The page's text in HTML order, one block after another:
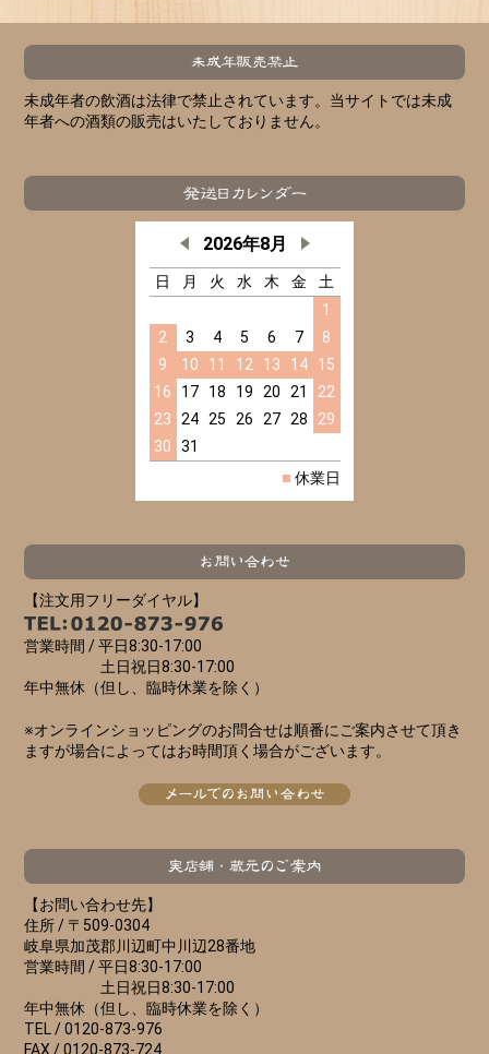
未成年者の飲酒は法律で禁止されています。当サイトでは未成
年者への酒類の販売はいたしておりません。
2026年8月
日 月 火 水 木 金
土
1
2
3 4 5 6 7
8
9
10 11 12 13 14
15
16
17 18 19 20 21
22
23
24 25 26 27 28
29
30
31
■ 休業日
【注文用フリーダイヤル】
営業時間 / 平日8:30-17:00
土日祝日8:30-17:00
年中無休（但し、臨時休業を除く）
※オンラインショッピングのお問合せは順番にご案内させて頂き
ますが場合によってはお時間頂く場合がございます。
【お問い合わせ先】
住所 / 〒509-0304
岐阜県加茂郡川辺町中川辺28番地
営業時間 / 平日8:30-17:00
土日祝日8:30-17:00
年中無休（但し、臨時休業を除く）
TEL / 0120-873-976
FAX / 0120-873-724